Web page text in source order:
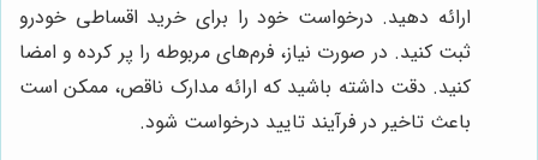
ارائه دهید. درخواست خود را برای خرید اقساطی خودرو
ثبت کنید. در صورت نیاز، فرم‌های مربوطه را پر کرده و امضا
کنید. دقت داشته باشید که ارائه مدارک ناقص، ممکن است
باعث تاخیر در فرآیند تایید درخواست شود.